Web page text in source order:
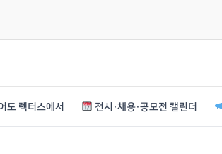
도 렉터스에서 전시·채용·공모전 캘린더